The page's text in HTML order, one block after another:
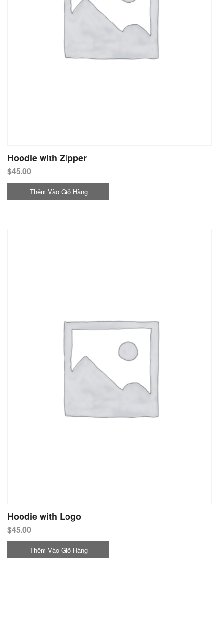
Hoodie with Zipper
$45.00
Thêm Vào Giỏ Hàng
Hoodie with Logo
$45.00
Thêm Vào Giỏ Hàng